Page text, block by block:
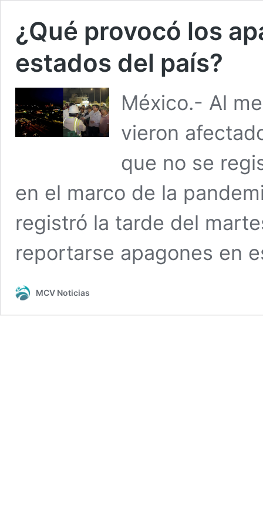
¿Qué provocó los
estados del país?
México.- Al
vieron
que no se
en el marco de la
registró la tarde del
reportarse apagones en
MCV Noticias